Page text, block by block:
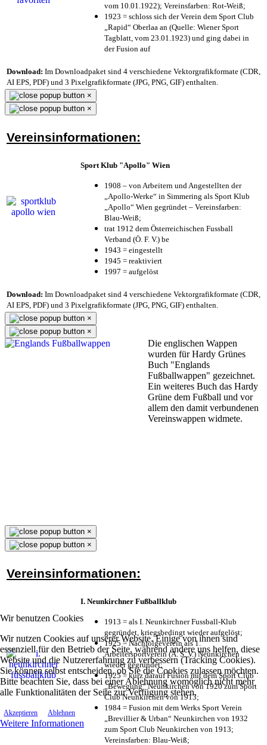
Wir benutzen Cookies
Wir nutzen Cookies auf unserer Website. Einige von ihnen sind
essenziell für den Betrieb der Seite, während andere uns helfen, diese
Website und die Nutzererfahrung zu verbessern (Tracking Cookies).
Sie können selbst entscheiden, ob Sie die Cookies zulassen möchten.
Bitte beachten Sie, dass bei einer Ablehnung womöglich nicht mehr
alle Funktionalitäten der Seite zur Verfügung stehen.
Akzeptieren Ablehnen
Weitere Informationen
vom 10.01.1922); Vereinsfarben: Rot-Weiß;
1923 = schloss sich der Verein dem Sport Club
„Rapid“ Oberlaa an (Quelle: Wiener Sport
Tagblatt, vom 23.01.1923) und ging dabei in
der Fusion auf
Download: Im Downloadpaket sind 4 verschiedene Vektorgrafikformate (CDR,
AI EPS, PDF) und 3 Pixelgrafikformate (JPG, PNG, GIF) enthalten.
×
×
Vereinsinformationen:
Sport Klub "Apollo" Wien
1908 – von Arbeitern und Angestellten der
„Apollo-Werke“ in Simmering als Sport Klub
„Apollo“ Wien gegründet – Vereinsfarben:
Blau-Weiß;
trat 1912 dem Österreichischen Fussball
Verband (Ö. F. V.) be
1943 = eingestellt
1945 = reaktiviert
1997 = aufgelöst
Download: Im Downloadpaket sind 4 verschiedene Vektorgrafikformate (CDR,
AI EPS, PDF) und 3 Pixelgrafikformate (JPG, PNG, GIF) enthalten.
×
×
Die englischen Wappen
wurden für Hardy Grünes
Buch "Englands
Fußballwappen" gezeichnet.
Ein weiteres Buch das Hardy
Grüne dem Fußball und vor
allem den damit verbundenen
Vereinswappen widmete.
×
×
Vereinsinformationen:
I. Neunkirchner Fußballklub
1913 = als I. Neunkirchner Fussball-Klub
gegründet, kriegsbedingt wieder aufgelöst;
1925 = Nachfolgeverein als 1.
Arbeitersportverein (A. S. V.) Neunkirchen
wieder gegründet;
1925 = kurz darauf Fusion mit dem Sport Club
„Bewegung“ Neunkirchen von 1920 zum Sport
Club Neunkirchen von 1913;
1984 = Fusion mit dem Werks Sport Verein
„Brevillier & Urban“ Neunkirchen von 1932
zum Sport Club Neunkirchen von 1913;
Vereinsfarben: Blau-Weiß;